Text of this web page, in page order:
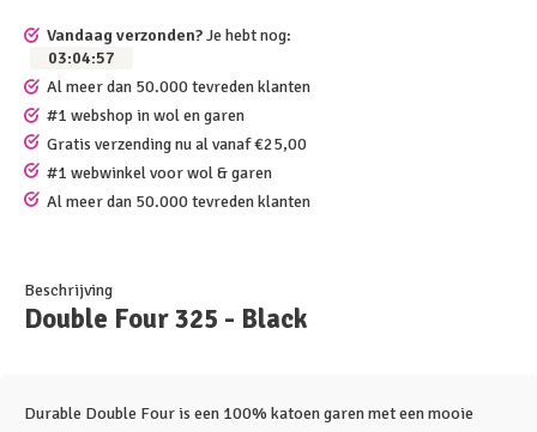
Vandaag verzonden?Je hebt nog:
03:04:57
Al meer dan 50.000 tevreden klanten
#1 webshop in wol en garen
Gratis verzending nu al vanaf €25,00
#1 webwinkel voor wol & garen
Al meer dan 50.000 tevreden klanten
Beschrijving
Double Four 325 - Black
Durable Double Four is een 100% katoen garen met een mooie